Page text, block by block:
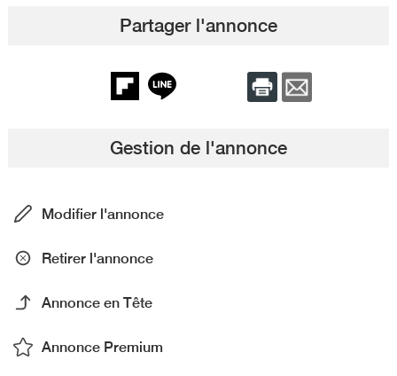
Partager l'annonce
Gestion de l'annonce
Modifier l'annonce
Retirer l'annonce
Annonce en Tête
Annonce Premium